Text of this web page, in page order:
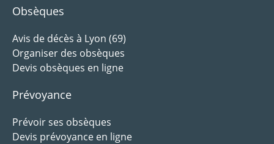
Obsèques
Avis de décès à Lyon (69)
Organiser des obsèques
Devis obsèques en ligne
Prévoyance
Prévoir ses obsèques
Devis prévoyance en ligne